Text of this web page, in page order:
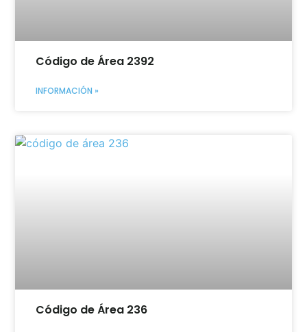
Código de Área 2392
INFORMACIÓN »
Código de Área 236